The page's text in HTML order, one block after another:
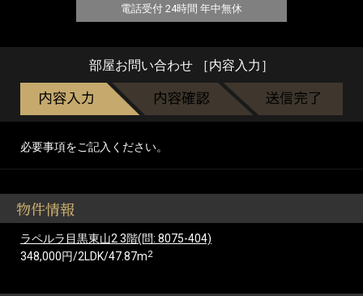
電話受付 24時間 年中無休
部屋お問い合わせ ［内容入力］
必要事項をご記入ください。
物件情報
ラペルラ目黒東山2 3階(問: 8075-404)
348,000円/2LDK/47.87m2